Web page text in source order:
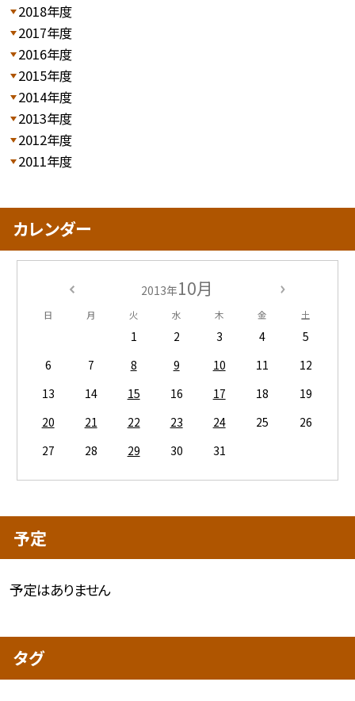
2018年度
2017年度
2016年度
2015年度
2014年度
2013年度
2012年度
2011年度
カレンダー
2013年10月
日 月 火 水 木 金 土
1 2 3 4
5
6
7 8 9 10 11
12
13
14 15 16 17 18
19
20
21 22 23 24 25
26
27
28 29 30 31
予定
予定はありません
タグ